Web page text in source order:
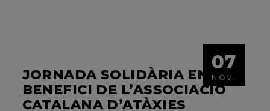
07
NOV.
JORNADA SOLIDÀRIA EN
BENEFICI DE L’ASSOCIACIÓ
CATALANA D’ATÀXIES